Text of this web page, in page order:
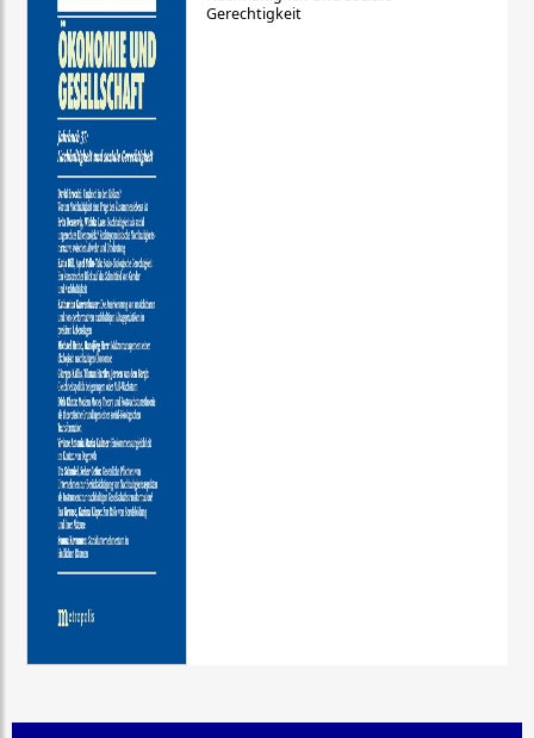
Gerechtigkeit